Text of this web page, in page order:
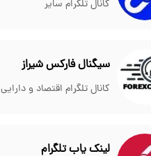
کانال تلگرام سایر
سیگنال فارکس شیراز
کانال تلگرام اقتصاد و دارایی
لینک یاب تلگرام